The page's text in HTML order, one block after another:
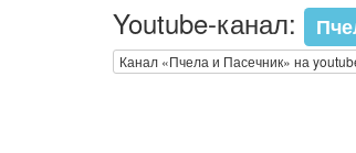
Youtube-канал:
Канал «Пчела и Пасечник» на